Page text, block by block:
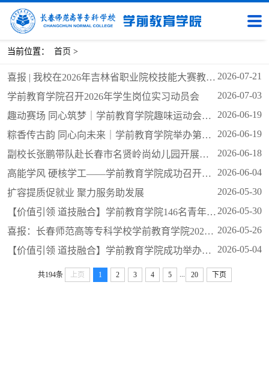
当前位置： 首页 >
喜报 | 我校在2026年吉林省职业院校技能大赛教学能力比赛中荣获一等奖 2026-07-21
学前教育学院召开2026年学生岗位实习动员会
2026-07-03
趣动赛场 同心筑梦｜学前教育学院趣味运动会圆满落幕
2026-06-19
粽香传古韵 同心向未来｜学前教育学院举办第四届“粽香雅韵”端午节主题文艺汇演
2026-06-19
副校长张鹏带队赴长春市名贤岭尚幼儿园开展访企拓岗专项行动
2026-06-18
高能学风 硬核学工——学前教育学院成功召开学工现场会
2026-06-04
扩容提质促就业 聚力服务助发展
2026-05-30
【价值引领 道技融合】学前教育学院146名青年志愿者护航长春市第五届编程大赛 2026-05-30
喜报：长春师范高等专科学校学前教育学院2026年“专升本”喜获佳绩 2026-05-26
【价值引领 道技融合】学前教育学院成功举办青马工程暨学生骨干培训活动
2026-05-04
共194条 上页 1 2 3 4 5 20 下页